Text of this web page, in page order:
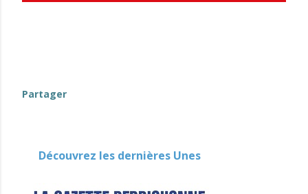
Partager
Découvrez les dernières Unes